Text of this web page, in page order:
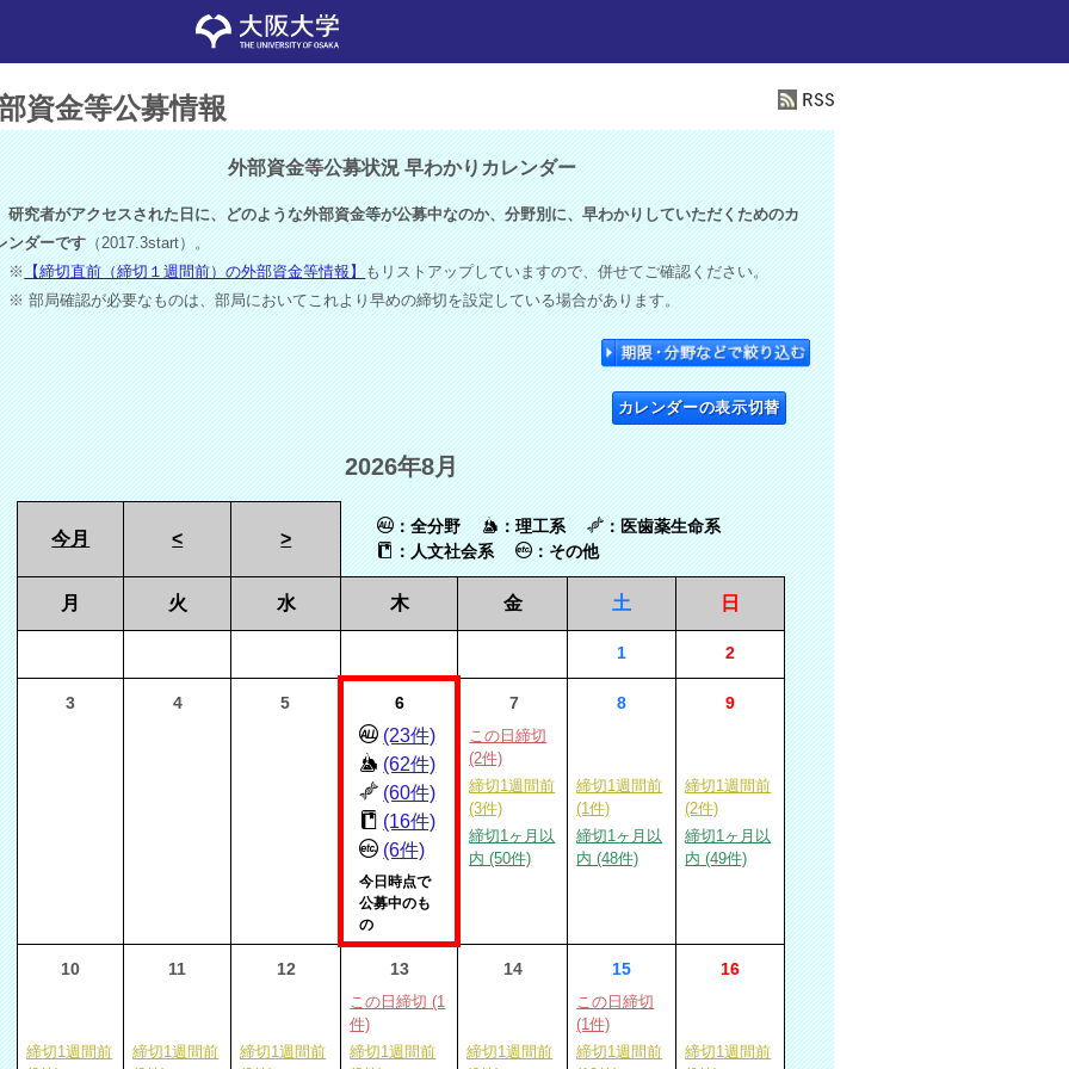
資金等公募情報
外部資金等公募状況 早わかりカレンダー
究者がアクセスされた日に、どのような外部資金等が公募中なのか、分野別に、早わかりしていただくためのカ
ンダーです（2017.3start）。
【締切直前（締切１週間前）の外部資金等情報】もリストアップしていますので、併せてご確認ください。
部局確認が必要なものは、部局においてこれより早めの締切を設定している場合があります。
カレンダーの表示切替
2026年8月
今月 < >
：全分野 ：理工系
：医歯薬生命系
：人文社会系
：その他
月 火 水 木 金 土 日
1 2
3 4 5 6
(23件)
(62件)
(60件)
(16件)
(6件)
今日時点で
公募中のも
の
7
この日締切
(2件)
締切1週間前
(3件)
締切1ヶ月以
内 (50件)
8
締切1週間前
(1件)
締切1ヶ月以
内 (48件)
9
締切1週間前
(2件)
締切1ヶ月以
内 (49件)
10
締切1週間前
11
締切1週間前
12
締切1週間前
13
この日締切 (1
件)
締切1週間前
14
締切1週間前
15
この日締切
(1件)
締切1週間前
16
締切1週間前